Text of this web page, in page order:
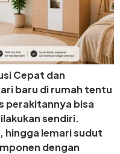
Cepat dan
baru di rumah tentu
perakitannya bisa
sendiri.
hingga lemari sudut
dengan